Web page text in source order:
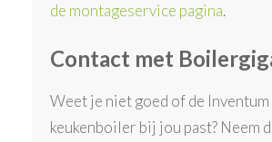
de montageservice pagina.
Contact met
Weet je niet goed of de
keukenboiler bij jou past? Neem